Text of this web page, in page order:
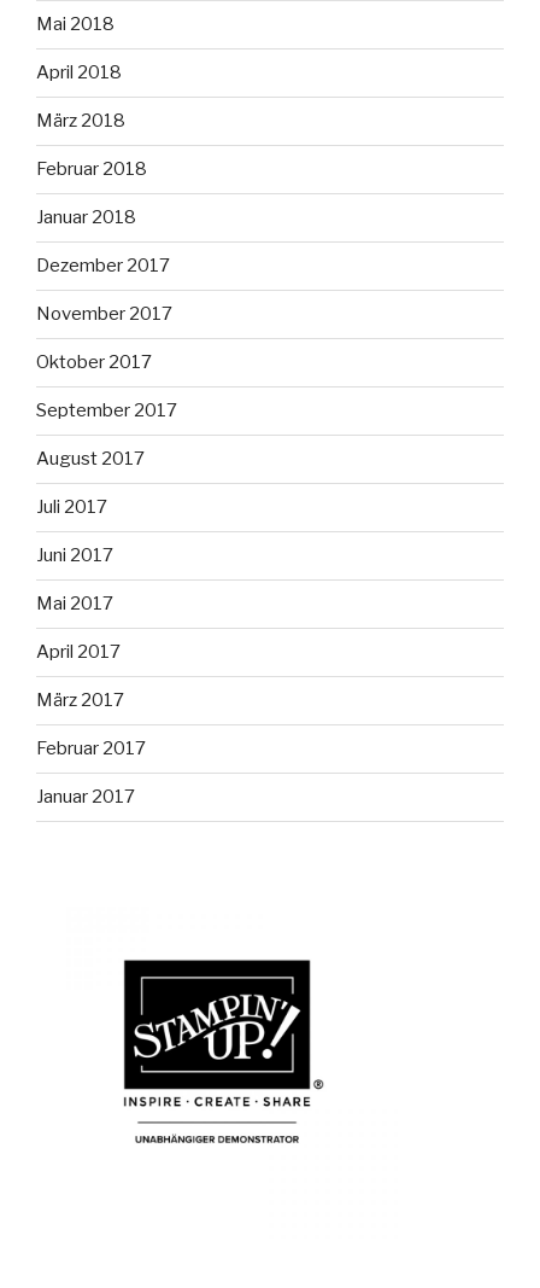
Mai 2018
April 2018
März 2018
Februar 2018
Januar 2018
Dezember 2017
November 2017
Oktober 2017
September 2017
August 2017
Juli 2017
Juni 2017
Mai 2017
April 2017
März 2017
Februar 2017
Januar 2017